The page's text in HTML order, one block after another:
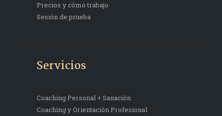
Precios y cómo trabajo
Sesión de prueba
Servicios
Coaching Personal + Sanación
Coaching y Orientación Profesional